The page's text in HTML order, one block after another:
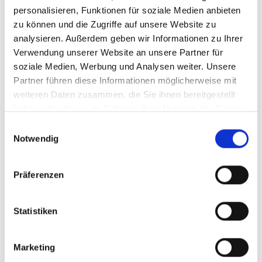
personalisieren, Funktionen für soziale Medien anbieten
zu können und die Zugriffe auf unsere Website zu
analysieren. Außerdem geben wir Informationen zu Ihrer
Verwendung unserer Website an unsere Partner für
soziale Medien, Werbung und Analysen weiter. Unsere
Partner führen diese Informationen möglicherweise mit
weiteren Daten zusammen, die Sie ihnen bereitgestellt
Notwendig
Präferenzen
Statistiken
Marketing
BESTELLEN
Weingut Seebrich,
Secco weiss trocken,
ALKOHOLFREI
Durchschnittliche Bewertung von 5
zzgl. Versandkosten
8,45 €